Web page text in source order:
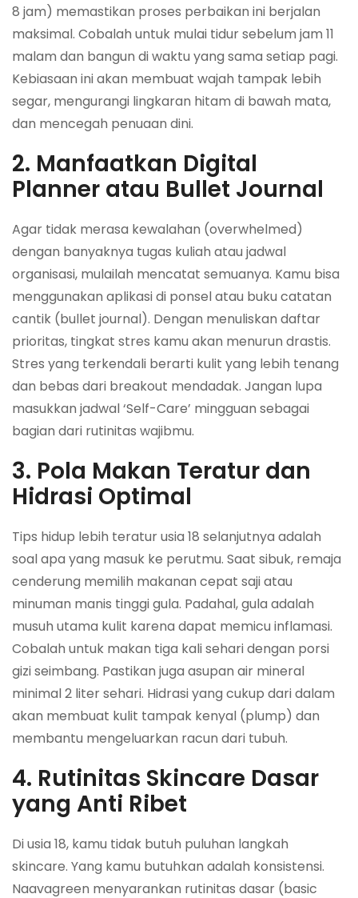
8 jam) memastikan proses perbaikan ini berjalan
maksimal. Cobalah untuk mulai tidur sebelum jam 11
malam dan bangun di waktu yang sama setiap pagi.
Kebiasaan ini akan membuat wajah tampak lebih
segar, mengurangi lingkaran hitam di bawah mata,
dan mencegah penuaan dini.
2. Manfaatkan Digital
Planner atau Bullet Journal
Agar tidak merasa kewalahan (overwhelmed)
dengan banyaknya tugas kuliah atau jadwal
organisasi, mulailah mencatat semuanya. Kamu bisa
menggunakan aplikasi di ponsel atau buku catatan
cantik (bullet journal). Dengan menuliskan daftar
prioritas, tingkat stres kamu akan menurun drastis.
Stres yang terkendali berarti kulit yang lebih tenang
dan bebas dari breakout mendadak. Jangan lupa
masukkan jadwal ‘Self-Care’ mingguan sebagai
bagian dari rutinitas wajibmu.
3. Pola Makan Teratur dan
Hidrasi Optimal
Tips hidup lebih teratur usia 18 selanjutnya adalah
soal apa yang masuk ke perutmu. Saat sibuk, remaja
cenderung memilih makanan cepat saji atau
minuman manis tinggi gula. Padahal, gula adalah
musuh utama kulit karena dapat memicu inflamasi.
Cobalah untuk makan tiga kali sehari dengan porsi
gizi seimbang. Pastikan juga asupan air mineral
minimal 2 liter sehari. Hidrasi yang cukup dari dalam
akan membuat kulit tampak kenyal (plump) dan
membantu mengeluarkan racun dari tubuh.
4. Rutinitas Skincare Dasar
yang Anti Ribet
Di usia 18, kamu tidak butuh puluhan langkah
skincare. Yang kamu butuhkan adalah konsistensi.
Naavagreen menyarankan rutinitas dasar (basic